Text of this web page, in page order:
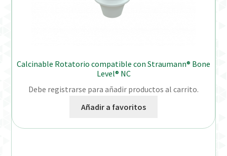
Calcinable Rotatorio compatible con Straumann® Bone
Level® NC
Debe registrarse para añadir productos al carrito.
Añadir a favoritos